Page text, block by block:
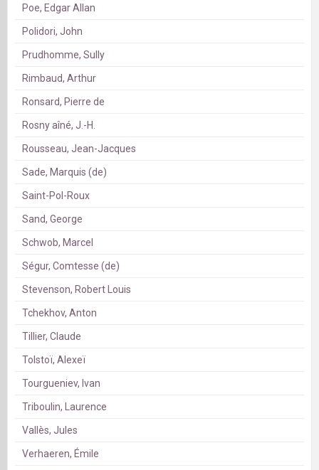
Poe, Edgar Allan
Polidori, John
Prudhomme, Sully
Rimbaud, Arthur
Ronsard, Pierre de
Rosny aîné, J.-H.
Rousseau, Jean-Jacques
Sade, Marquis (de)
Saint-Pol-Roux
Sand, George
Schwob, Marcel
Ségur, Comtesse (de)
Stevenson, Robert Louis
Tchekhov, Anton
Tillier, Claude
Tolstoï, Alexeï
Tourgueniev, Ivan
Triboulin, Laurence
Vallès, Jules
Verhaeren, Émile